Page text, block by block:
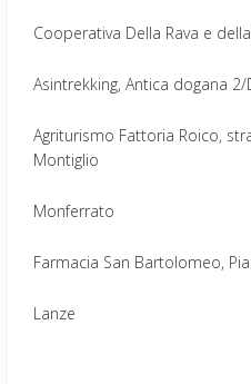
Cooperativa Della Rava e
Asintrekking, Antica dogana 2/
Agriturismo Fattoria Roico,
Montiglio
Monferrato
Farmacia San Bartolomeo,
Lanze